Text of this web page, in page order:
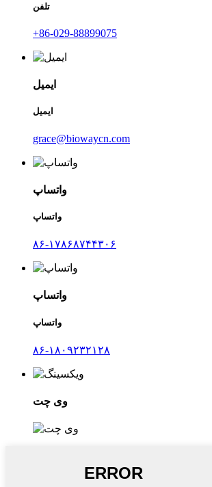
تلفن
‎+86-029-88899075‎
ایمیل
ایمیل
grace@biowaycn.com
واتساپ
واتساپ
۸۶-۱۷۸۶۸۷۴۴۳۰۶
واتساپ
واتساپ
۸۶-۱۸۰۹۲۳۲۱۲۸
وی چت